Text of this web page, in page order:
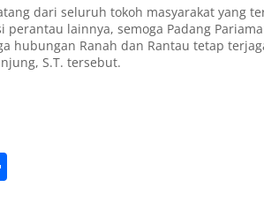
dari seluruh tokoh masyarakat yang
perantau lainnya, semoga Padang
hubungan Ranah dan Rantau tetap
S.T. tersebut.